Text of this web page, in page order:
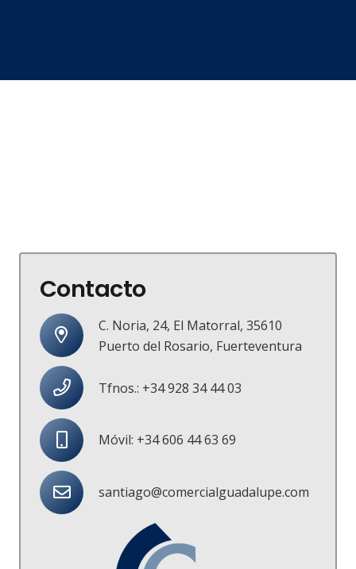
Contacto
C. Noria, 24, El Matorral, 35610
Puerto del Rosario, Fuerteventura
Tfnos.: +34 928 34 44 03
Móvil: +34 606 44 63 69
santiago@comercialguadalupe.com